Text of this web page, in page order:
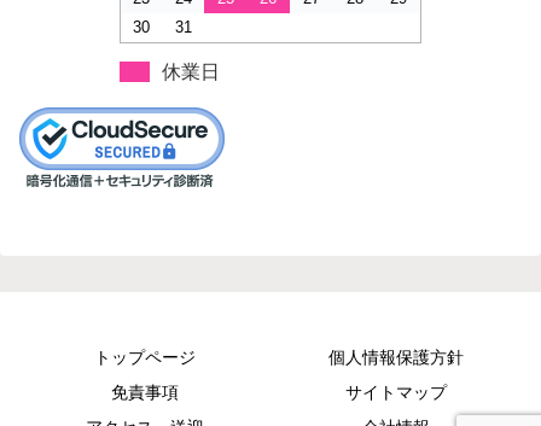
30
31
休業日
トップページ
個人情報保護方針
免責事項
サイトマップ